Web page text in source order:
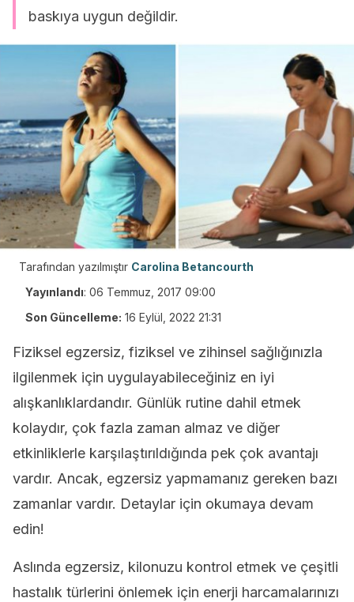
baskıya uygun değildir.
Tarafından yazılmıştır Carolina Betancourth
Yayınlandı: 06 Temmuz, 2017 09:00
Son Güncelleme: 16 Eylül, 2022 21:31
Fiziksel egzersiz, fiziksel ve zihinsel sağlığınızla
ilgilenmek için uygulayabileceğiniz en iyi
alışkanlıklardandır. Günlük rutine dahil etmek
kolaydır, çok fazla zaman almaz ve diğer
etkinliklerle karşılaştırıldığında pek çok avantajı
vardır. Ancak, egzersiz yapmamanız gereken bazı
zamanlar vardır. Detaylar için okumaya devam
edin!
Aslında egzersiz, kilonuzu kontrol etmek ve çeşitli
hastalık türlerini önlemek için enerji harcamalarınızı